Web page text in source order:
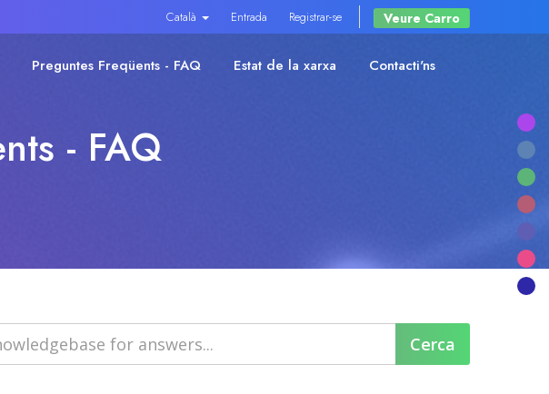
Català Entrada Registrar-se Veure Carro
Preguntes Freqüents - FAQ Estat de la xarxa Contacti'ns
- FAQ